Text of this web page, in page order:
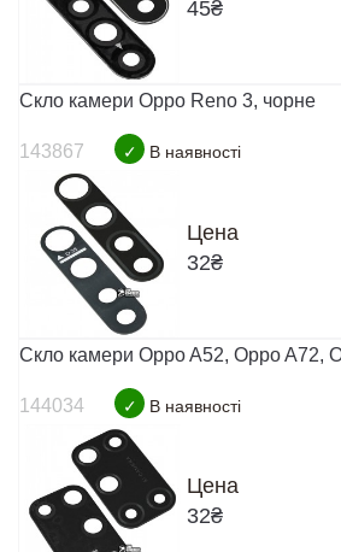
45₴
Скло камери Oppo Reno 3, чорне
143867 ✓ В наявності
Цена
32₴
Скло камери Oppo A52, Oppo A72,
144034 ✓ В наявності
Цена
32₴